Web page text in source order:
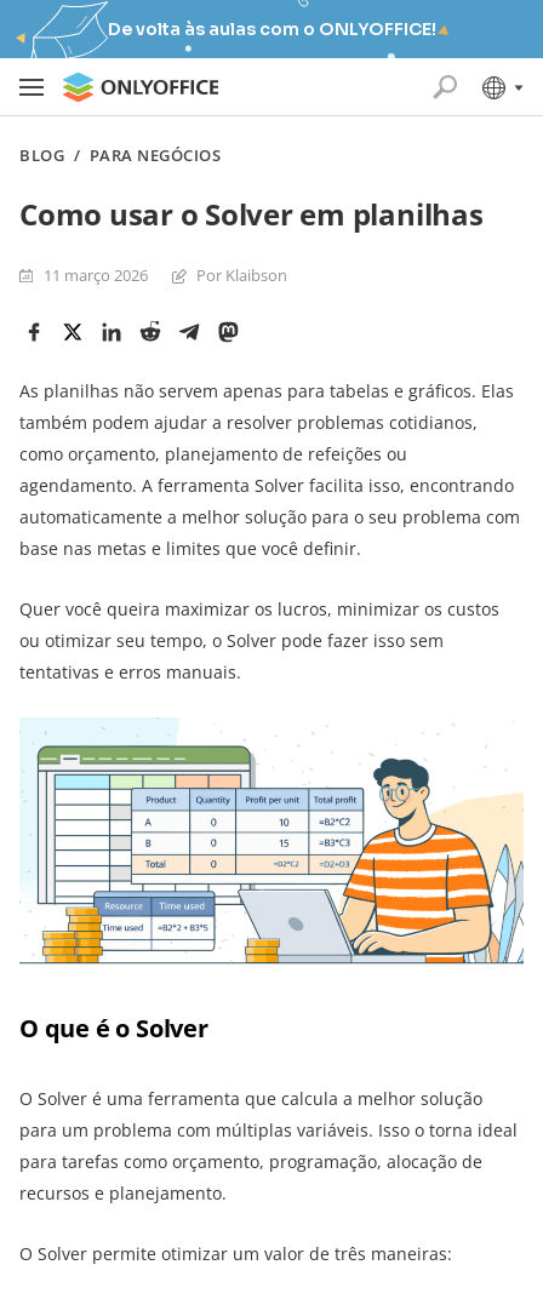
De volta às aulas com o ONLYOFFICE!
BLOG / PARA NEGÓCIOS
Como usar o Solver em planilhas
11 março 2026 Por Klaibson
As planilhas não servem apenas para tabelas e gráficos. Elas
também podem ajudar a resolver problemas cotidianos,
como orçamento, planejamento de refeições ou
agendamento. A ferramenta Solver facilita isso, encontrando
automaticamente a melhor solução para o seu problema com
base nas metas e limites que você definir.
Quer você queira maximizar os lucros, minimizar os custos
ou otimizar seu tempo, o Solver pode fazer isso sem
tentativas e erros manuais.
O que é o Solver
O Solver é uma ferramenta que calcula a melhor solução
para um problema com múltiplas variáveis. Isso o torna ideal
para tarefas como orçamento, programação, alocação de
recursos e planejamento.
O Solver permite otimizar um valor de três maneiras: